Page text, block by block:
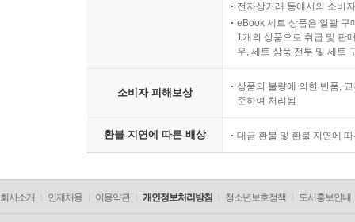
전자상거래 등에서의 소비
eBook 세트 상품은 일괄 구
1개의 상품으로 취급 및 판
우, 세트 상품 전부 및 세트
소비자 피해보상
상품의 불량에 의한 반품,
준하여 처리됨
환불 지연에 따른 배상 대금 환불 및 환불 지연에
회사소개 인재채용 이용약관 개인정보처리방침 청소년보호정책 도서홍보안내